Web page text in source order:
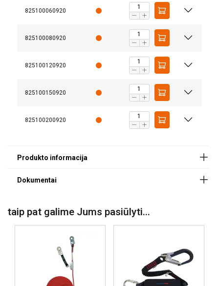
825100060920
825100080920
825100120920
825100150920
825100200920
naudoti ten, kur nėra nuolatinių tvirtinimo taškų,
įprastomis vidaus ir lauko sąlygomis.
Spalvinis kodavimas pagal ilgį klaidoms
kiekvienas ilgis turi dedikuotą spalvą, todėl
pasirinkimas greitesnis ir padeda išvengti neteisingo
Vartotojo vadovas
Powertex-Anchor-Slings-AS-User-Manual-ML-
taip pat galime Jums pasiūlyti...